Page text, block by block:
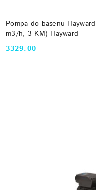
Pompa do basenu
m3/h, 3 KM) Hayward
Cena:
3329.00